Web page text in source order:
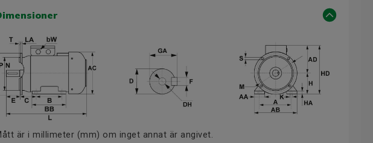
är i millimeter (mm) om inget annat är angivet.